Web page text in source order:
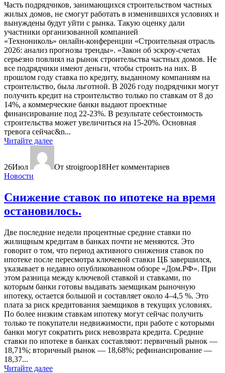
Часть подрядчиков, занимающихся строительством частных
жилых домов, не смогут работать в изменившихся условиях и
вынуждены будут уйти с рынка. Такую оценку дали
участники организованной компанией
«Технониколь» онлайн-конференции «Строительная отрасль
2026: анализ прогнозы тренды». «Закон об эскроу-счетах
серьезно повлиял на рынок строительства частных домов. Не
все подрядчики имеют деньги, чтобы строить на них. В
прошлом году ставка по кредиту, выданному компаниям на
строительство, была льготной. В 2026 году подрядчики могут
получить кредит на строительство только по ставкам от 8 до
14%, а коммерческие банки выдают проектные
финансирование под 22-23%. В результате себестоимость
строительства может увеличиться на 15-20%. Основная
тревога сейчас&n...
Читайте далее
26Июл От stroigroop18Нет комментариев
Новости
Снижение ставок по ипотеке на время
остановилось.
Две последние недели процентные средние ставки по
жилищным кредитам в банках почти не меняются. Это
говорит о том, что период активного снижения ставок по
ипотеке после пересмотра ключевой ставки ЦБ завершился,
указывает в недавно опубликованном обзоре «Дом.РФ». При
этом разница между ключевой ставкой и ставками, по
которым банки готовы выдавать заемщикам рыночную
ипотеку, остается большой и составляет около 4–4,5 %. Это
плата за риск кредитования заемщиков в текущих условиях.
По более низким ставкам ипотеку могут сейчас получить
только те покупатели недвижимости, при работе с которыми
банки могут сократить риск невозврата кредита. Средние
ставки по ипотеке в банках составляют: первичный рынок —
18,71%; вторичный рынок — 18,68%; рефинансирование —
18,37...
Читайте далее